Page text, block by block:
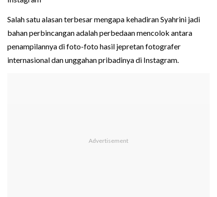
Salah satu alasan terbesar mengapa kehadiran Syahrini jadi
bahan perbincangan adalah perbedaan mencolok antara
penampilannya di foto-foto hasil jepretan fotografer
internasional dan unggahan pribadinya di Instagram.